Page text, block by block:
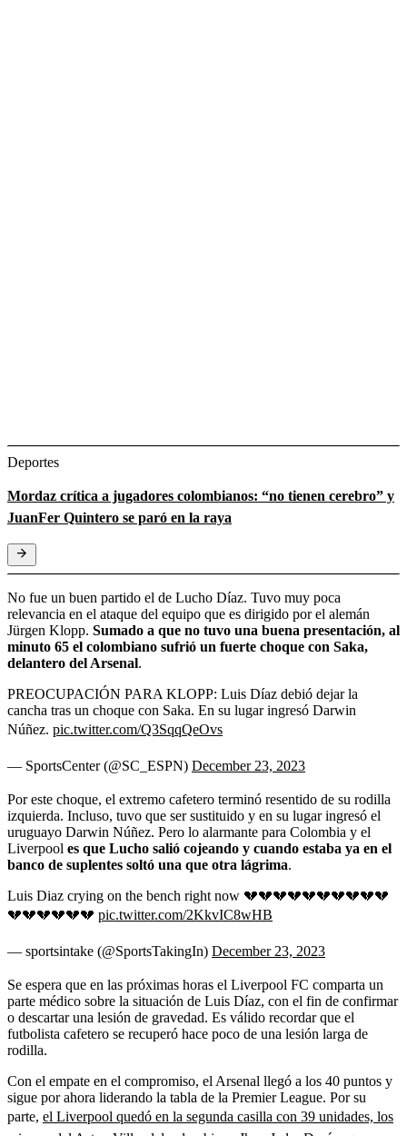
Deportes
Mordaz crítica a jugadores colombianos: “no tienen cerebro” y
JuanFer Quintero se paró en la raya
No fue un buen partido el de Lucho Díaz. Tuvo muy poca
relevancia en el ataque del equipo que es dirigido por el alemán
Jürgen Klopp. Sumado a que no tuvo una buena presentación, al
minuto 65 el colombiano sufrió un fuerte choque con Saka,
delantero del Arsenal.
PREOCUPACIÓN PARA KLOPP: Luis Díaz debió dejar la
cancha tras un choque con Saka. En su lugar ingresó Darwin
Núñez. pic.twitter.com/Q3SqqQeOvs
— SportsCenter (@SC_ESPN) December 23, 2023
Por este choque, el extremo cafetero terminó resentido de su rodilla
izquierda. Incluso, tuvo que ser sustituido y en su lugar ingresó el
uruguayo Darwin Núñez. Pero lo alarmante para Colombia y el
Liverpool es que Lucho salió cojeando y cuando estaba ya en el
banco de suplentes soltó una que otra lágrima.
Luis Diaz crying on the bench right now 💔💔💔💔💔💔💔💔💔💔
💔💔💔💔💔💔 pic.twitter.com/2KkvIC8wHB
— sportsintake (@SportsTakingIn) December 23, 2023
Se espera que en las próximas horas el Liverpool FC comparta un
parte médico sobre la situación de Luis Díaz, con el fin de confirmar
o descartar una lesión de gravedad. Es válido recordar que el
futbolista cafetero se recuperó hace poco de una lesión larga de
rodilla.
Con el empate en el compromiso, el Arsenal llegó a los 40 puntos y
sigue por ahora liderando la tabla de la Premier League. Por su
parte, el Liverpool quedó en la segunda casilla con 39 unidades, los